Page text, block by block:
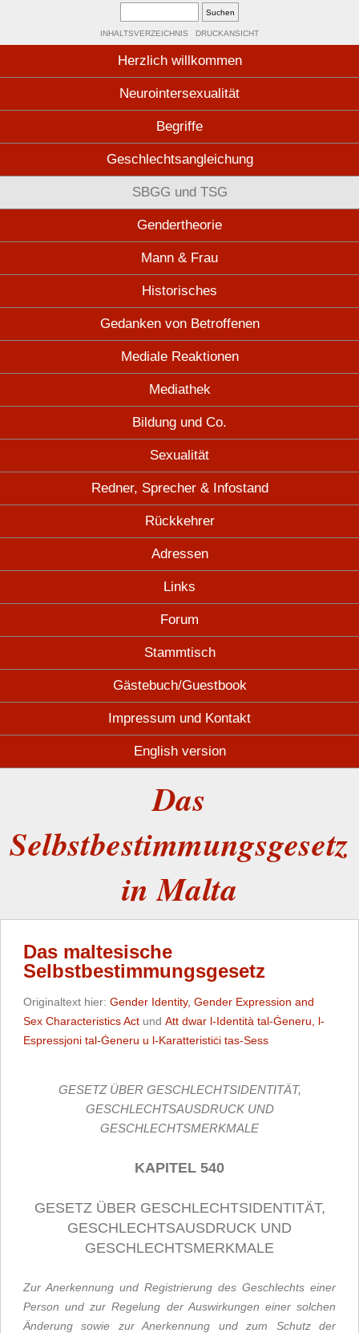
INHALTSVERZEICHNIS DRUCKANSICHT
Herzlich willkommen
Neurointersexualität
Begriffe
Geschlechtsangleichung
SBGG und TSG
Gendertheorie
Mann & Frau
Historisches
Gedanken von Betroffenen
Mediale Reaktionen
Mediathek
Bildung und Co.
Sexualität
Redner, Sprecher & Infostand
Rückkehrer
Adressen
Links
Forum
Stammtisch
Gästebuch/Guestbook
Impressum und Kontakt
English version
Das
Selbstbestimmungsgesetz
in Malta
Das maltesische
Selbstbestimmungsgesetz
Originaltext hier: Gender Identity, Gender Expression and
Sex Characteristics Act und Att dwar l-Identità tal-Ġeneru, l-
Espressjoni tal-Ġeneru u l-Karatteristiċi tas-Sess
GESETZ ÜBER GESCHLECHTSIDENTITÄT,
GESCHLECHTSAUSDRUCK UND
GESCHLECHTSMERKMALE
KAPITEL 540
GESETZ ÜBER GESCHLECHTSIDENTITÄT,
GESCHLECHTSAUSDRUCK UND
GESCHLECHTSMERKMALE
Zur Anerkennung und Registrierung des Geschlechts einer
Person und zur Regelung der Auswirkungen einer solchen
Änderung sowie zur Anerkennung und zum Schutz der